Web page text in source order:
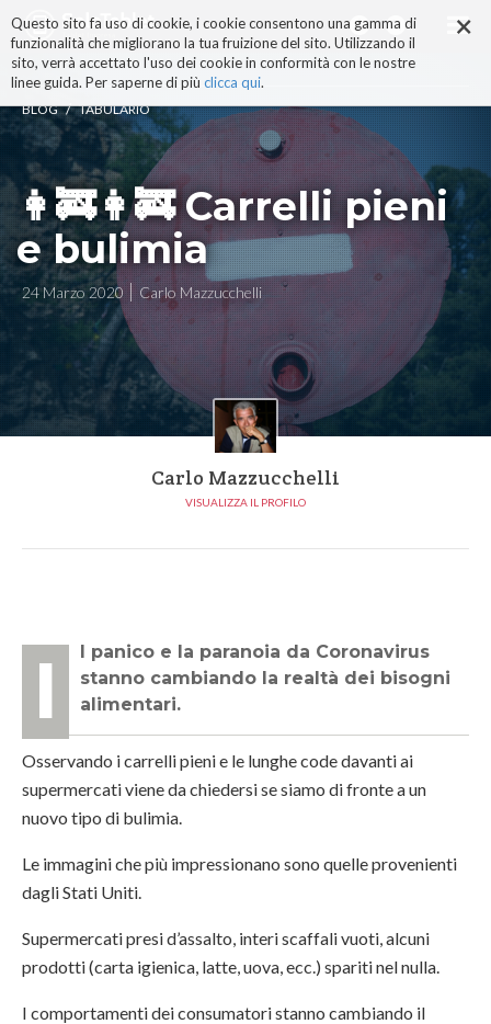
×
Questo sito fa uso di cookie, i cookie consentono una gamma di
funzionalità che migliorano la tua fruizione del sito. Utilizzando il
sito, verrà accettato l'uso dei cookie in conformità con le nostre
linee guida. Per saperne di più clicca qui.
ai
contenuti.
|
alla
navigazione
BLOG / TABULARIO
👩‍🚒️👩‍🚒️ Carrelli pieni
e bulimia
24 Marzo 2020 Carlo Mazzucchelli
Carlo Mazzucchelli
VISUALIZZA IL PROFILO
Il panico e la paranoia da Coronavirus
stanno cambiando la realtà dei bisogni
alimentari.
Osservando i carrelli pieni e le lunghe code davanti ai
supermercati viene da chiedersi se siamo di fronte a un
nuovo tipo di bulimia
Le immagini che più impressionano sono quelle provenienti
dagli Stati Uniti.
Supermercati presi d’assalto, interi scaffali vuoti, alcuni
prodotti (carta igienica, latte, uova, ecc.) spariti nel nulla.
I comportamenti dei consumatori stanno cambiando il